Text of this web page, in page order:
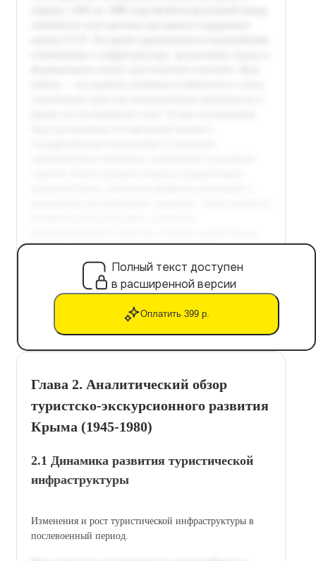
Полный текст доступен
в расширенной версии
Оплатить 399 р.
Глава 2. Аналитический обзор
туристско-экскурсионного развития
Крыма (1945-1980)
2.1 Динамика развития туристической
инфраструктуры
Изменения и рост туристической инфраструктуры в
послевоенный период.